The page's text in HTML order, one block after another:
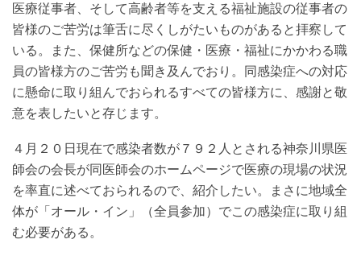
医療従事者、そして高齢者等を支える福祉施設の従事者の
皆様のご苦労は筆舌に尽くしがたいものがあると拝察して
いる。また、保健所などの保健・医療・福祉にかかわる職
員の皆様方のご苦労も聞き及んでおり。同感染症への対応
に懸命に取り組んでおられるすべての皆様方に、感謝と敬
意を表したいと存じます。
４月２０日現在で感染者数が７９２人とされる神奈川県医
師会の会長が同医師会のホームページで医療の現場の状況
を率直に述べておられるので、紹介したい。まさに地域全
体が「オール・イン」（全員参加）でこの感染症に取り組
む必要がある。